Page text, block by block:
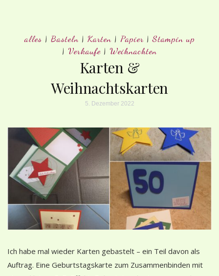
alles| Basteln| Karten| Papier|Stampin up
| Verkaufe | Weihnachten
Karten &
Weihnachtskarten
5. Dezember 2022
Ich habe mal wieder Karten gebastelt – ein Teil davon als
Auftrag. Eine Geburtstagskarte zum Zusammenbinden mit